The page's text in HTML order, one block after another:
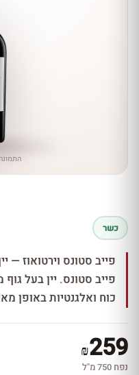
כשר
פייב סטונס וירטואוז
פייב סטונס. יין בעל
כוח ואלגנטיות באופן
₪259
נפח 750 מ''ל